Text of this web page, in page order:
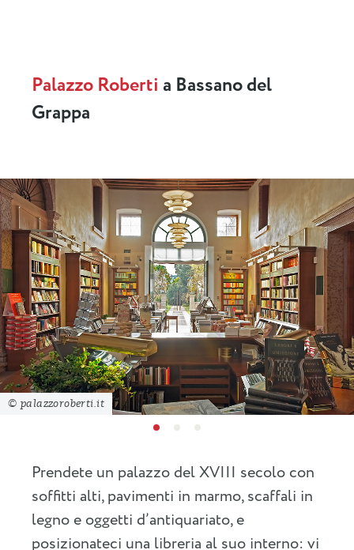
Palazzo Roberti a Bassano del
Grappa
© palazzoroberti.it
Prendete un palazzo del XVIII secolo con
soffitti alti, pavimenti in marmo, scaffali in
legno e oggetti d’antiquariato, e
posizionateci una libreria al suo interno: vi